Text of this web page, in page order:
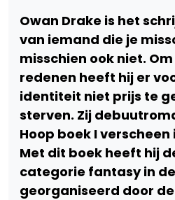
Owan Drake is het
van iemand die je
misschien ook niet.
redenen heeft hij er
identiteit niet prijs te
sterven. Zij
Hoop boek I verscheen
Met dit boek heeft hij
categorie fantasy in
georganiseerd door de